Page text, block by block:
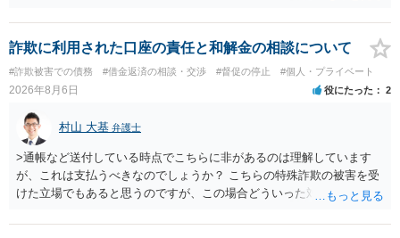
ることには消極的なことが多いものの、お近くの弁護士にご依頼しチ
ャレンジなさる意義は十分にあると思います。
詐欺に利用された口座の責任と和解金の相談について
#詐欺被害での債務 #借金返済の相談・交渉 #督促の停止 #個人・プライベート
2026年8月6日 役にたった 2
村山 大基 弁護士
>通帳など送付している時点でこちらに非があるのは理解しています
が、これは支払うべきなのでしょうか？ こちらの特殊詐欺の被害を受
けた立場でもあると思うのですが、この場合どういった対処が必要で
がいいとは思います。 そもそも、特殊詐欺関係なく旦那さんの行為